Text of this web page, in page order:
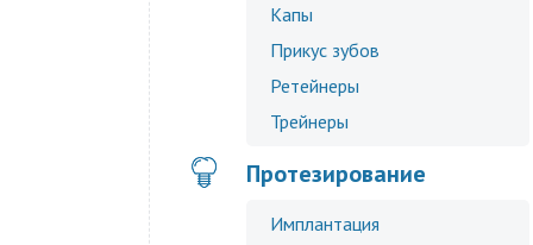
Капы
Прикус зубов
Ретейнеры
Трейнеры
Протезирование
Имплантация